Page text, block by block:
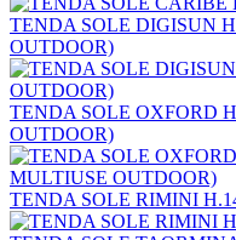
TENDA SOLE DIGISUN
OUTDOOR)
TENDA SOLE OXFORD
OUTDOOR)
TENDA SOLE RIMINI